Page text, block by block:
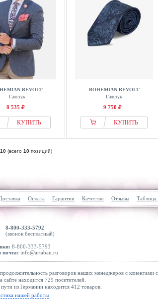
REVOLT
Галстук
8 535 ₽
КУПИТЬ
BOHEMIAN REVOLT
Галстук
9 750 ₽
КУПИТЬ
10 (всего 10 позиций)
Оплата Гарантии Качество Отзывы Таблица
8-800-333-5792
(звонок бесплатный)
8-800-333-5793
почта: info@artaban.ru
разговоров наших менеджеров с клиентами
сайте находится 729 посетителей.
из Германии находится 412 товаров.
нашей работы